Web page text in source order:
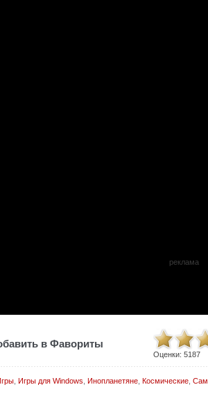
реклама
в Фавориты
Оценки: 5187
, Игры для Windows Инопланетяне, Космические,